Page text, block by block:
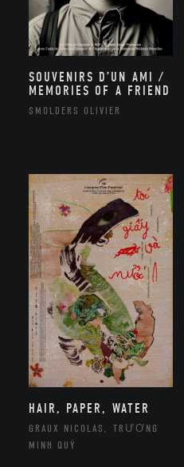
SOUVENIRS D’UN AMI /
MEMORIES OF A FRIEND
SMOLDERS OLIVIER
HAIR, PAPER, WATER
GRAUX NICOLAS, TRƯƠNG
MINH QUÝ